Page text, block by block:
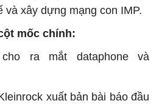
và xây dựng mạng con IMP.
mốc chính:
ra mắt dataphone và
xuất bản bài báo đầu